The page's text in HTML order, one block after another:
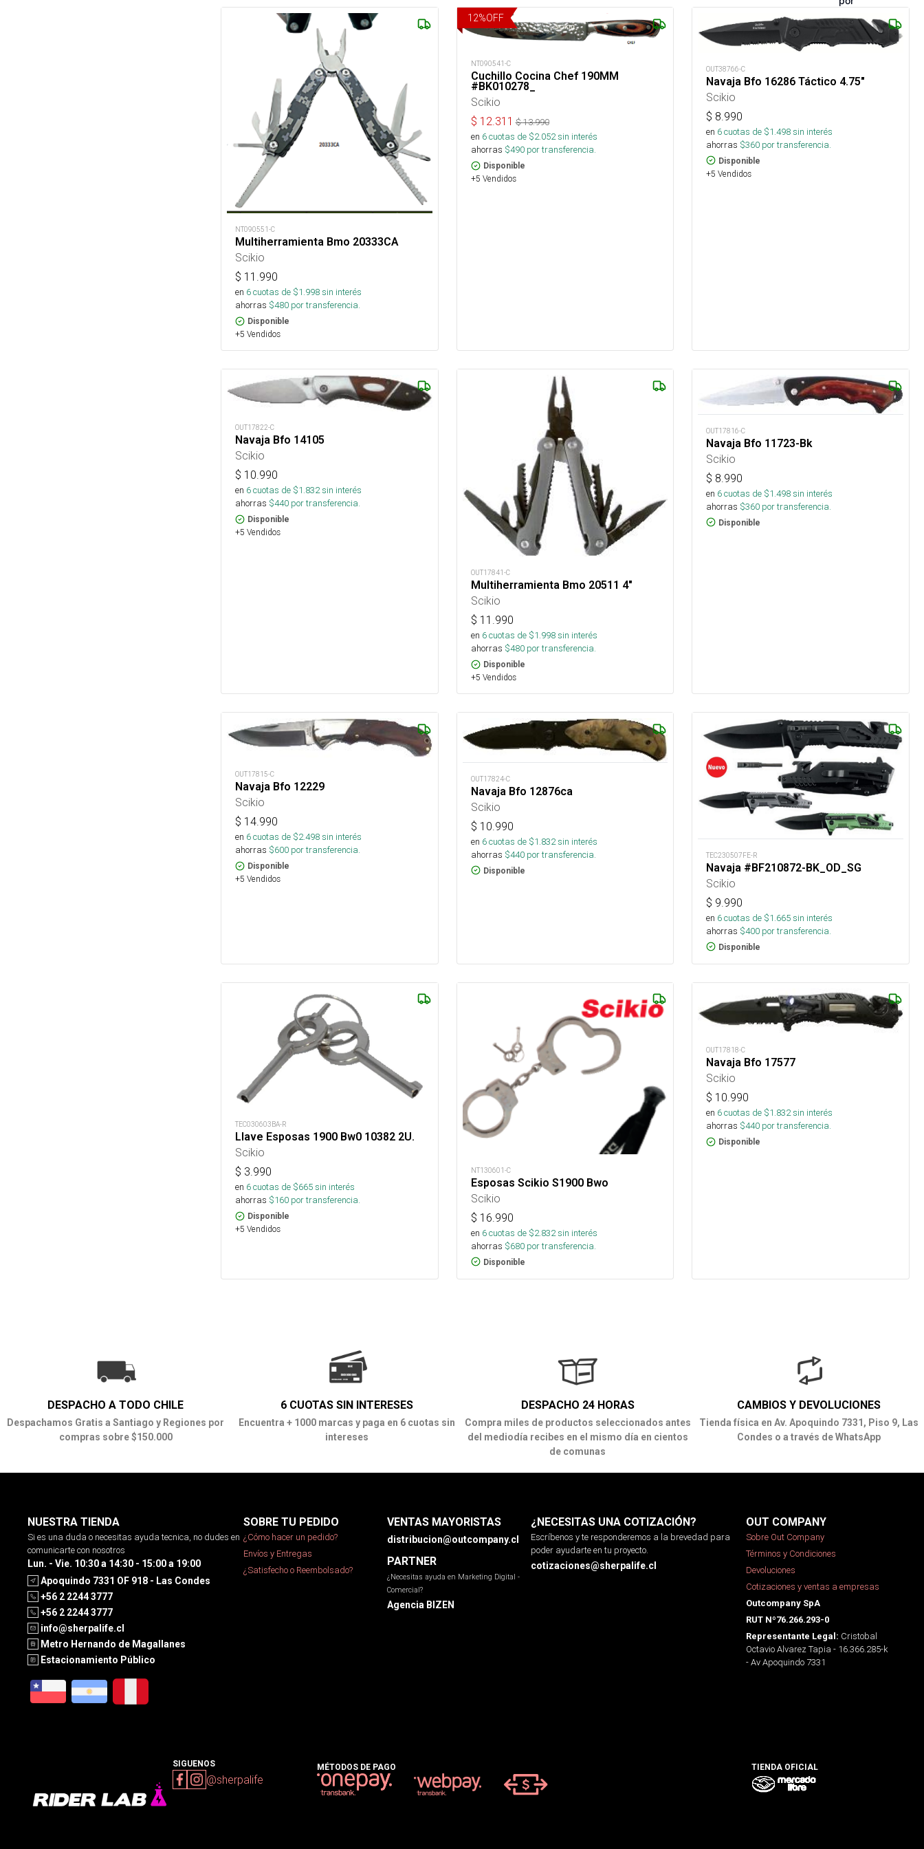
NT090551-C
Multiherramienta Bmo 20333CA
Scikio
$ 11.990
en 6cuotas de $1.998sin interés
ahorras $480 por transferencia.
Disponible
+5 Vendidos
12%OFF
NT090541-C
Cuchillo Cocina Chef 190MM
#BK010278_
Scikio
$ 12.311 $13.990
en 6cuotas de $2.052sin interés
ahorras $490por transferencia.
Disponible
+5 Vendidos
OUT38766-C
Navaja Bfo 16286 Táctico 4.75"
Scikio
$ 8.990
en 6cuotas de $1.498sin interés
ahorras $360 por transferencia.
Disponible
+5 Vendidos
OUT17822-C
Navaja Bfo 14105
Scikio
$ 10.990
en 6cuotas de $1.832sin interés
ahorras $440 por transferencia.
Disponible
+5 Vendidos
OUT17841-C
Multiherramienta Bmo 20511 4"
Scikio
$ 11.990
en 6cuotas de $1.998sin interés
ahorras $480por transferencia.
Disponible
+5 Vendidos
OUT17816-C
Navaja Bfo 11723-Bk
Scikio
$ 8.990
en 6cuotas de $1.498sin interés
ahorras $360 por transferencia.
Disponible
OUT17815-C
Navaja Bfo 12229
Scikio
$ 14.990
en 6cuotas de $2.498sin interés
ahorras $600 por transferencia.
Disponible
+5 Vendidos
OUT17824-C
Navaja Bfo 12876ca
Scikio
$ 10.990
en 6cuotas de $1.832sin interés
ahorras $440por transferencia.
Disponible
TEC230507FE-R
Navaja #BF210872-BK_OD_SG
Scikio
$ 9.990
en 6cuotas de $1.665sin interés
ahorras $400 por transferencia.
Disponible
TEC030603BA-R
Llave Esposas 1900 Bw0 10382 2U.
Scikio
$ 3.990
en 6cuotas de $665sin interés
ahorras $160 por transferencia.
Disponible
+5 Vendidos
NT130601-C
Esposas Scikio S1900 Bwo
Scikio
$ 16.990
en 6cuotas de $2.832sin interés
ahorras $680por transferencia.
Disponible
OUT17818-C
Navaja Bfo 17577
Scikio
$ 10.990
en 6cuotas de $1.832sin interés
ahorras $440 por transferencia.
Disponible
DESPACHO A TODO CHILE
Despachamos Gratis a Santiago y Regiones por
compras sobre $150.000
6 CUOTAS SIN INTERESES
Encuentra + 1000 marcas y paga en 6 cuotas sin
intereses
DESPACHO 24 HORAS
Compra miles de productos seleccionados antes
del mediodía recibes en el mismo día en cientos
de comunas
CAMBIOS Y DEVOLUCIONES
Tienda física en Av. Apoquindo 7331, Piso 9, Las
Condes o a través de WhatsApp
NUESTRA TIENDA
Si es una duda o necesitas ayuda tecnica, no dudes en
comunicarte con nosotros
Lun. - Vie. 10:30 a 14:30 - 15:00 a 19:00
Apoquindo 7331 OF 918 - Las Condes
+56 2 2244 3777
+56 2 2244 3777
info@sherpalife.cl
Metro Hernando de Magallanes
Estacionamiento Público
SOBRE TU PEDIDO
¿Cómo hacer un pedido?
Envíos y Entregas
¿Satisfecho o Reembolsado?
VENTAS MAYORISTAS
distribucion@outcompany.cl
PARTNER
¿Necesitas ayuda en Marketing Digital -
Comercial?
Agencia BIZEN
¿NECESITAS UNA COTIZACIÓN?
Escríbenos y te responderemos a la brevedad para
poder ayudarte en tu proyecto.
cotizaciones@sherpalife.cl
OUT COMPANY
Sobre Out Company
Términos y Condiciones
Devoluciones
Cotizaciones y ventas a empresas
Outcompany SpA
RUT Nº76.266.293-0
Representante Legal: Cristobal
Octavio Alvarez Tapia - 16.366.285-k
- Av Apoquindo 7331
SIGUENOS
@sherpalife
MÉTODOS DE PAGO TIENDA OFICIAL